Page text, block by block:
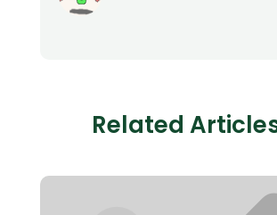
Related